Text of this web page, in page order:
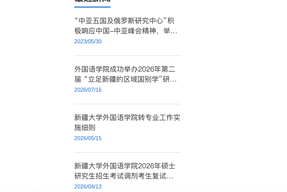
“中亚五国及俄罗斯研究中心”积
极响应中国-中亚峰会精神，举办
“走近中亚”宣介活动
2023/05/30
外国语学院成功举办2026年第二
届 “立足新疆的区域国别学”研讨
会
2026/07/16
新疆大学外国语学院转专业工作实
施细则
2026/05/15
新疆大学外国语学院2026年硕士
研究生招生考试调剂考生复试成绩
公示八
2026/04/13